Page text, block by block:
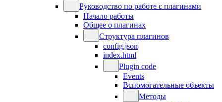
Руководство по работе с плагинами
Начало работы
Общее о плагинах
Структура плагинов
config.json
index.html
Plugin code
Events
Вспомогательные объекты
Методы